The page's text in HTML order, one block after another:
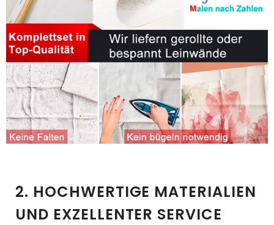
2. HOCHWERTIGE MATERIALIEN
UND EXZELLENTER SERVICE